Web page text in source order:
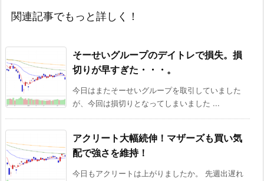
関連記事でもっと詳しく！
そーせいグループのデイトレで損失。損
切りが早すぎた・・・。
今日はまたそーせいグループを取引していました
が、今回は損切りとなってしまいました ...
アクリート大幅続伸！マザーズも買い気
配で強さを維持！
今日もアクリートは上がりましたか。 先週出遅れ